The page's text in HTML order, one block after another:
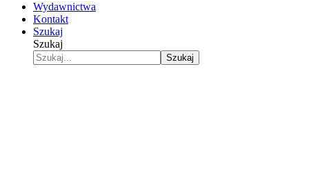
Wydawnictwa
Kontakt
Szukaj
Szukaj
Szukaj